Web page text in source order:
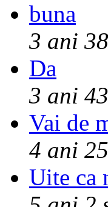
buna
3 ani
Da
3 ani
Vai de
4 ani
Uite ca